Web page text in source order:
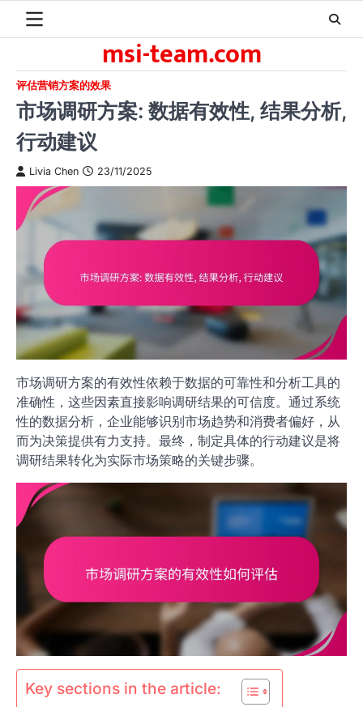
msi-team.com
评估营销方案的效果
市场调研方案: 数据有效性, 结果分析,
行动建议
Livia Chen 23/11/2025
市场调研方案的有效性依赖于数据的可靠性和分析工具的
准确性，这些因素直接影响调研结果的可信度。通过系统
性的数据分析，企业能够识别市场趋势和消费者偏好，从
而为决策提供有力支持。最终，制定具体的行动建议是将
调研结果转化为实际市场策略的关键步骤。
Key sections in the article: